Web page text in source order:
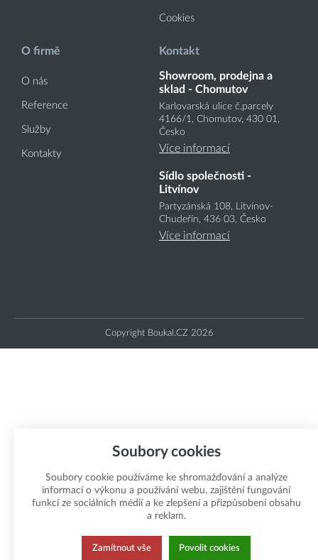
Cookies
O firmě
O nás
Reference
Služby
Kontakty
Kontakt
Showroom, prodejna a
sklad - Chomutov
Karlovarská ulice č.parcely
4166/1, Chomutov, 430 01,
Česko
Více informací
Sídlo společnosti -
Litvínov
Partyzánská 108, Litvínov-
Chudeřín, 436 03, Česko
Více informací
Copyright Boukal.CZ 2026
Soubory cookies
Soubory cookie používáme ke shromažďování a analýze
informací o výkonu a používání webu, zajištění fungování
funkcí ze sociálních médií a ke zlepšení a přizpůsobení obsahu
a reklam.
Zamítnout vše Povolit cookies